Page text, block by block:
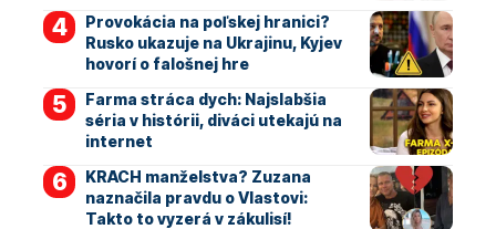
Provokácia na poľskej hranici?
Rusko ukazuje na Ukrajinu, Kyjev
hovorí o falošnej hre
Farma stráca dych: Najslabšia
séria v histórii, diváci utekajú na
internet
KRACH manželstva? Zuzana
naznačila pravdu o Vlastovi:
Takto to vyzerá v zákulisí!